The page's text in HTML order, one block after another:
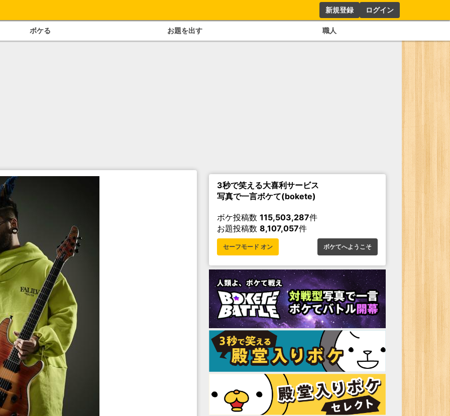
新規登録 ログイン
ボケる お題を出す 職人
3秒で笑える大喜利サービス
写真で一言ボケて(bokete)
ボケ投稿数 115,503,287件
お題投稿数 8,107,057件
セーフモード オン ボケてへようこそ